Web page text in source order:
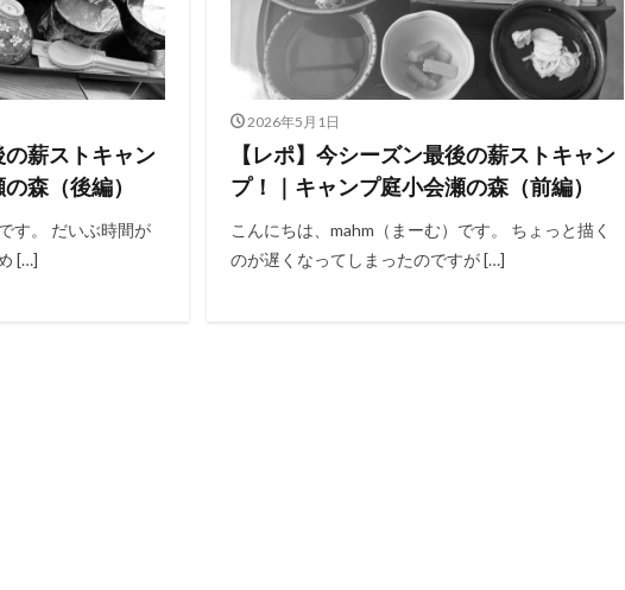
の薪ストキャン
森（後編）
す。 だいぶ時間が
[…]
2026年5月1日
【レポ】今シーズン最後の薪ストキャン
プ！｜キャンプ庭小会瀬の森（前編）
こんにちは、mahm（まーむ）です。 ちょっと描く
のが遅くなってしまったのですが […]